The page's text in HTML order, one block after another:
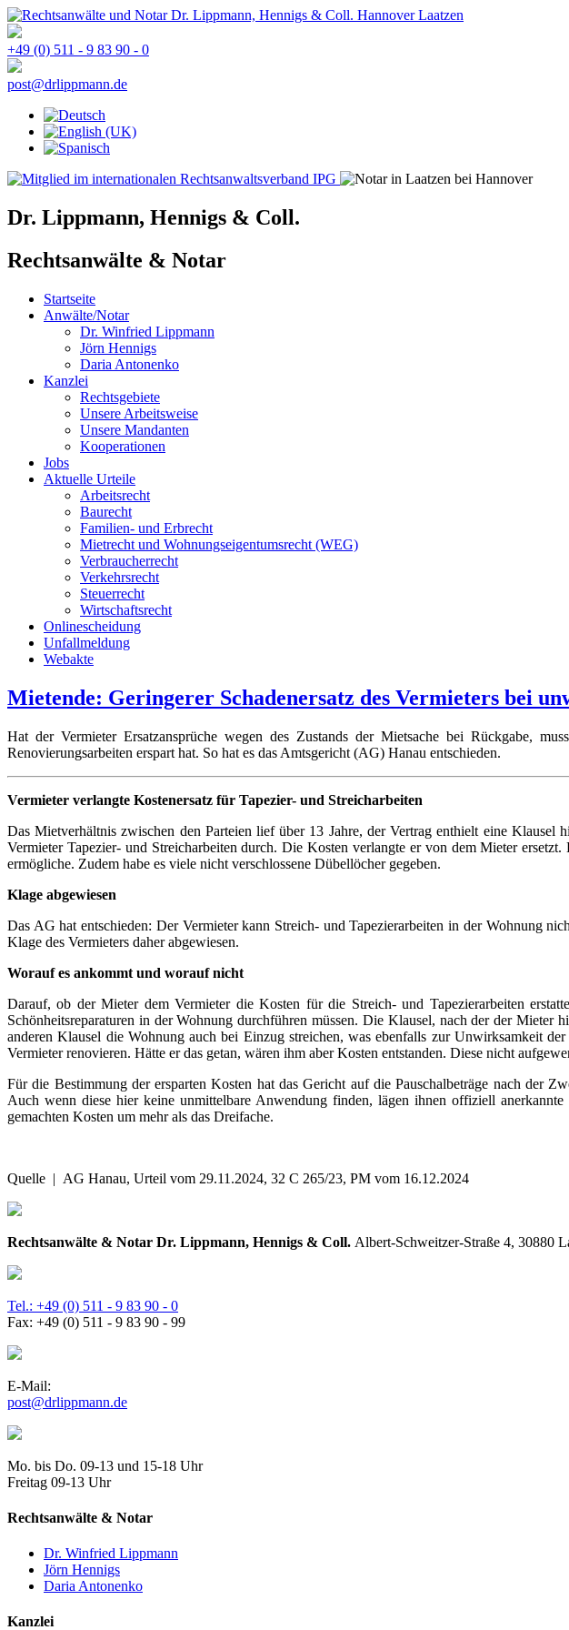
+49 (0) 511 - 9 83 90 - 0
post@drlippmann.de
Dr. Lippmann, Hennigs & Coll.
Rechtsanwälte & Notar
Startseite
Anwälte/Notar
Dr. Winfried Lippmann
Jörn Hennigs
Daria Antonenko
Kanzlei
Rechtsgebiete
Unsere Arbeitsweise
Unsere Mandanten
Kooperationen
Jobs
Aktuelle Urteile
Arbeitsrecht
Baurecht
Familien- und Erbrecht
Mietrecht und Wohnungseigentumsrecht (WEG)
Verbraucherrecht
Verkehrsrecht
Steuerrecht
Wirtschaftsrecht
Onlinescheidung
Unfallmeldung
Webakte
Mietende: Geringerer Schadenersatz des Vermieters bei
Hat der Vermieter Ersatzansprüche wegen des Zustands der Mietsache bei Rückgabe,
Renovierungsarbeiten erspart hat. So hat es das Amtsgericht (AG) Hanau entschieden.
Vermieter verlangte Kostenersatz für Tapezier- und Streicharbeiten
Das Mietverhältnis zwischen den Parteien lief über 13 Jahre, der Vertrag enthielt eine
Vermieter Tapezier- und Streicharbeiten durch. Die Kosten verlangte er von dem Mieter
ermögliche. Zudem habe es viele nicht verschlossene Dübellöcher gegeben.
Klage abgewiesen
Das AG hat entschieden: Der Vermieter kann Streich- und Tapezierarbeiten in der Wohnung
Klage des Vermieters daher abgewiesen.
Worauf es ankommt und worauf nicht
Darauf, ob der Mieter dem Vermieter die Kosten für die Streich- und Tapezierarbeiten
Schönheitsreparaturen in der Wohnung durchführen müssen. Die Klausel, nach der der
anderen Klausel die Wohnung auch bei Einzug streichen, was ebenfalls zur Unwirksamkeit
Vermieter renovieren. Hätte er das getan, wären ihm aber Kosten entstanden. Diese nicht
Für die Bestimmung der ersparten Kosten hat das Gericht auf die Pauschalbeträge nach der
Auch wenn diese hier keine unmittelbare Anwendung finden, lägen ihnen offiziell
gemachten Kosten um mehr als das Dreifache.
Quelle | AG Hanau, Urteil vom 29.11.2024, 32 C 265/23, PM vom 16.12.2024
Rechtsanwälte & Notar Dr. Lippmann, Hennigs & Coll. Albert-Schweitzer-Straße 4, 30880
Tel.: +49 (0) 511 - 9 83 90 - 0
Fax: +49 (0) 511 - 9 83 90 - 99
E-Mail:
post@drlippmann.de
Mo. bis Do. 09-13 und 15-18 Uhr
Freitag 09-13 Uhr
Rechtsanwälte & Notar
Dr. Winfried Lippmann
Jörn Hennigs
Daria Antonenko
Kanzlei